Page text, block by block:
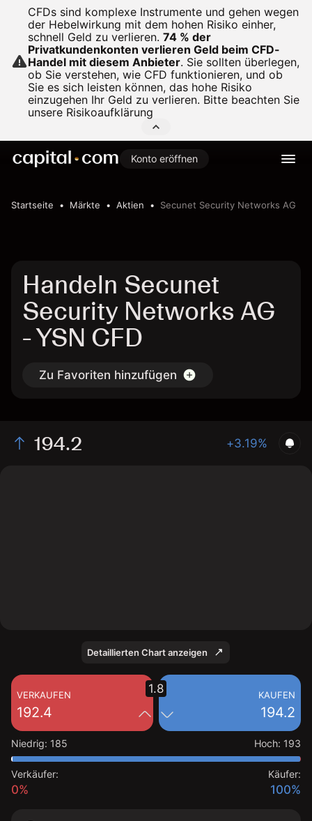
CFDs sind komplexe Instrumente und gehen wegen
der Hebelwirkung mit dem hohen Risiko einher,
schnell Geld zu verlieren. 74 % der
Privatkundenkonten verlieren Geld beim CFD-
Handel mit diesem Anbieter. Sie sollten überlegen,
ob Sie verstehen, wie CFD funktionieren, und ob
Sie es sich leisten können, das hohe Risiko
einzugehen Ihr Geld zu verlieren. Bitte beachten Sie
unsere Risikoaufklärung
Konto eröffnen
Startseite Märkte Aktien Secunet Security Networks AG
Handeln Secunet
Security Networks AG
- YSN CFD
Zu Favoriten hinzufügen
194.2 +3.19%
Detaillierten Chart anzeigen
VERKAUFEN
192.4
KAUFEN
194.2
1.8
Niedrig: 185 Hoch: 193
Verkäufer:
0%
Käufer:
100%